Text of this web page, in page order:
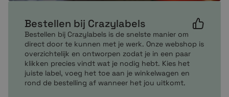
Bestellen bij Crazylabels
Bestellen bij Crazylabels is de snelste manier om
direct door te kunnen met je werk. Onze webshop is
overzichtelijk en ontworpen zodat je in een paar
klikken precies vindt wat je nodig hebt. Kies het
juiste label, voeg het toe aan je winkelwagen en
rond de bestelling af wanneer het jou uitkomt.